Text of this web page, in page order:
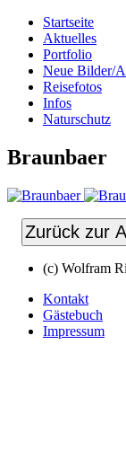
Startseite
Aktuelles
Portfolio
Neue Bilder/
Reisefotos
Infos
Naturschutz
Braunbaer
Zurück zur
(c) Wolfram
Kontakt
Gästebuch
Impressum